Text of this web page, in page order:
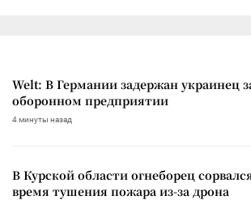
Welt: В Германии задержан украинец
оборонном предприятии
4 минуты назад
В Курской области огнеборец
время тушения пожара из-за дрона